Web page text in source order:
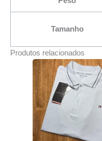
Tamanho
Produtos relacionados